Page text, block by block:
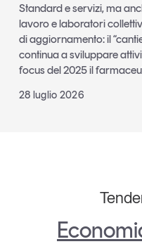
Standard e servizi, ma
lavoro e laboratori
di aggiornamento: il
continua a sviluppare
focus del 2025 il
28 luglio 2026